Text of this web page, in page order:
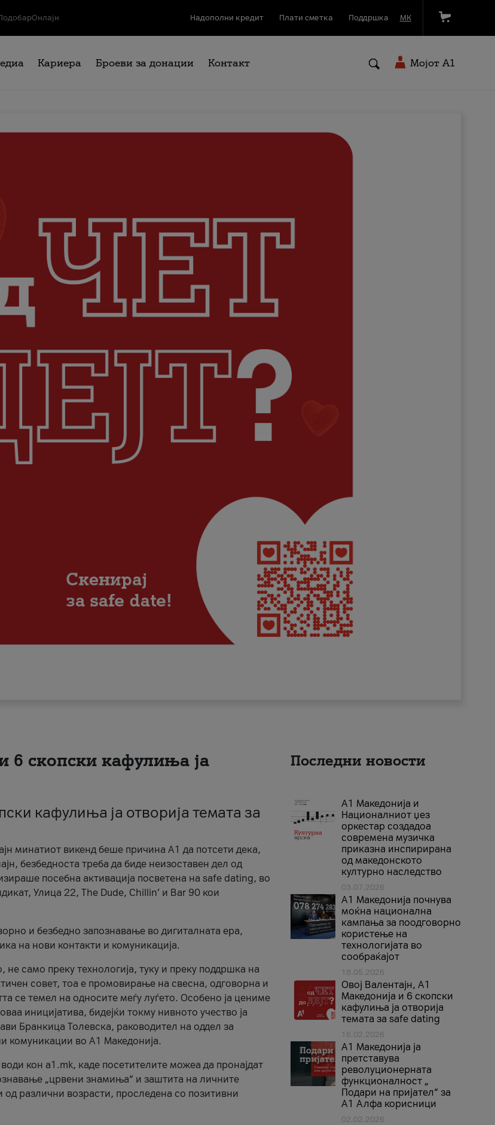
Надополни кредит Плати сметка Поддршка МК
Кариера Броеви за донации Контакт Мојот A1
6 скопски кафулиња ја
кафулиња ја отворија темата за
минатиот викенд беше причина А1 да потсети дека,
безбедноста треба да биде неизоставен дел од
посебна активација посветена на safe dating, во
Улица 22, The Dude, Chillin’ и Bar 90 кои
и безбедно запознавање во дигиталната ера,
на нови контакти и комуникација.
само преку технологија, туку и преку поддршка на
совет, тоа е промовирање на свесна, одговорна и
се темел на односите меѓу луѓето. Особено ја цениме
иницијатива, бидејќи токму нивното учество ја
Бранкица Толевска, раководител на оддел за
комуникации во А1 Македонија.
кон a1.mk, каде посетителите можеа да пронајдат
„црвени знамиња“ и заштита на личните
од различни возрасти, проследена со позитивни
Последни новости
А1 Македонија и
Националниот џез
оркестар создадоа
современа музичка
приказна инспирирана
од македонското
културно наследство
03.07.2026
A1 Македонија почнува
моќна национална
кампања за поодговорно
користење на
технологијата во
сообраќајот
18.05.2026
Овој Валентајн, A1
Македонија и 6 скопски
кафулиња ја отворија
темата за safe dating
16.02.2026
А1 Македонија ја
претставува
револуционерната
функционалност „
Подари на пријател“ за
А1 Алфа корисници
02.02.2026